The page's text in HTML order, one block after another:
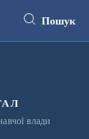
Пошук
влади